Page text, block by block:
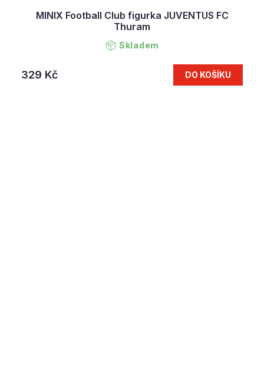
MINIX Football Club figurka JUVENTUS FC
Thuram
Skladem
329 Kč DO KOŠÍKU